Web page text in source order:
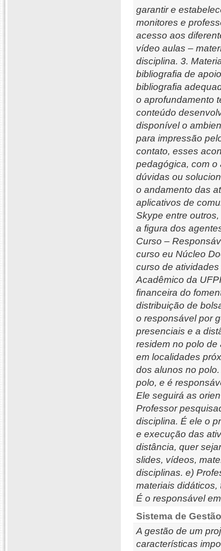
garantir e
monitores e
acesso aos
vídeo aulas –
disciplina. 3.
bibliografia de
bibliografia
o aprofundamento
conteúdo
disponível o
para impressão
contato, esses
pedagógica, com o
dúvidas ou
o andamento das
aplicativos de
Skype entre
a figura dos
Curso –
curso eu Núcleo
curso de
Acadêmico da
financeira do
distribuição de
o responsável por
presenciais e a
residem no polo
em localidades
dos alunos no
polo, e é
Ele seguirá as
Professor
disciplina. É ele o
e execução das
distância, quer
slides, vídeos,
disciplinas. e)
materiais
É o responsável
Sistema de
A gestão de um
características